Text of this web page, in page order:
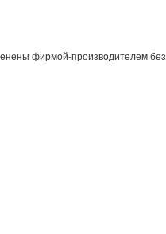
фирмой-производителем без